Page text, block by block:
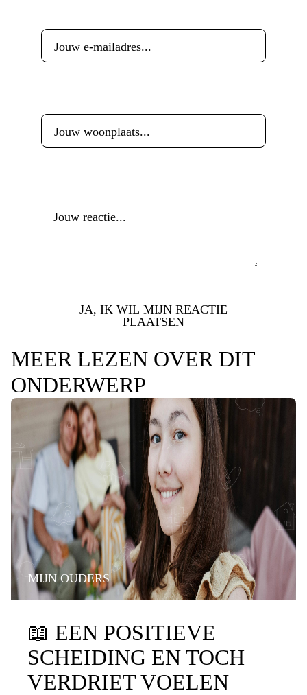
JA, IK WIL MIJN REACTIE
PLAATSEN
MEER LEZEN OVER DIT
ONDERWERP
MIJN OUDERS
📖 EEN POSITIEVE
SCHEIDING EN TOCH
VERDRIET VOELEN